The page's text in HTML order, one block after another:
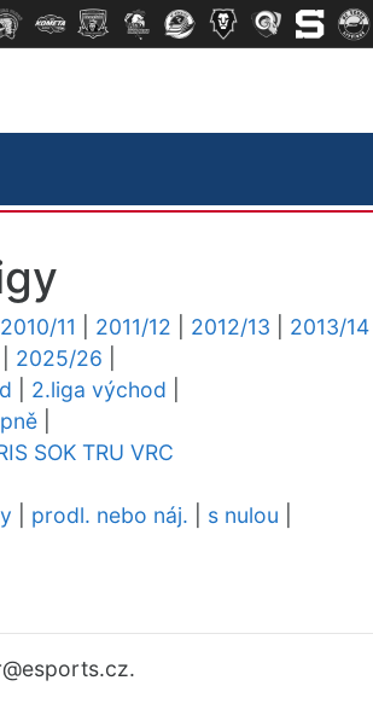
2010/11 2011/12 2012/13 2013/14
2025/26
2.liga východ
SOK TRU VRC
prodl. nebo náj. s nulou
@esports.cz.